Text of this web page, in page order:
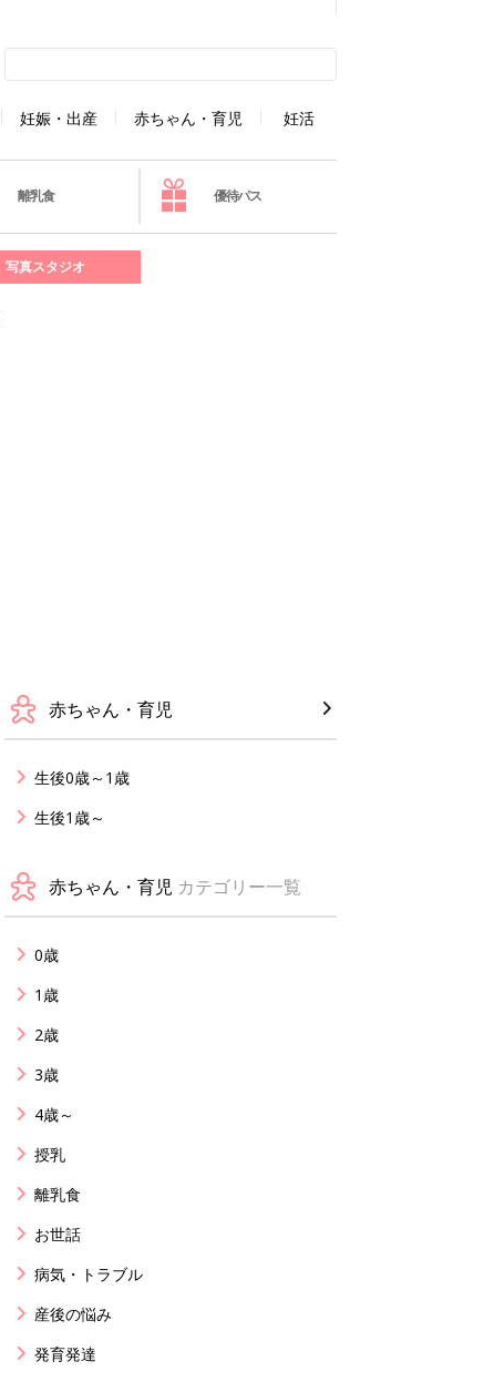
妊娠・出産 赤ちゃん・育児 妊活
離乳食 優待パス
写真スタジオ
赤ちゃん・育児
生後0歳～1歳
生後1歳～
赤ちゃん・育児 カテゴリー一覧
0歳
1歳
2歳
3歳
4歳～
授乳
離乳食
お世話
病気・トラブル
産後の悩み
発育発達